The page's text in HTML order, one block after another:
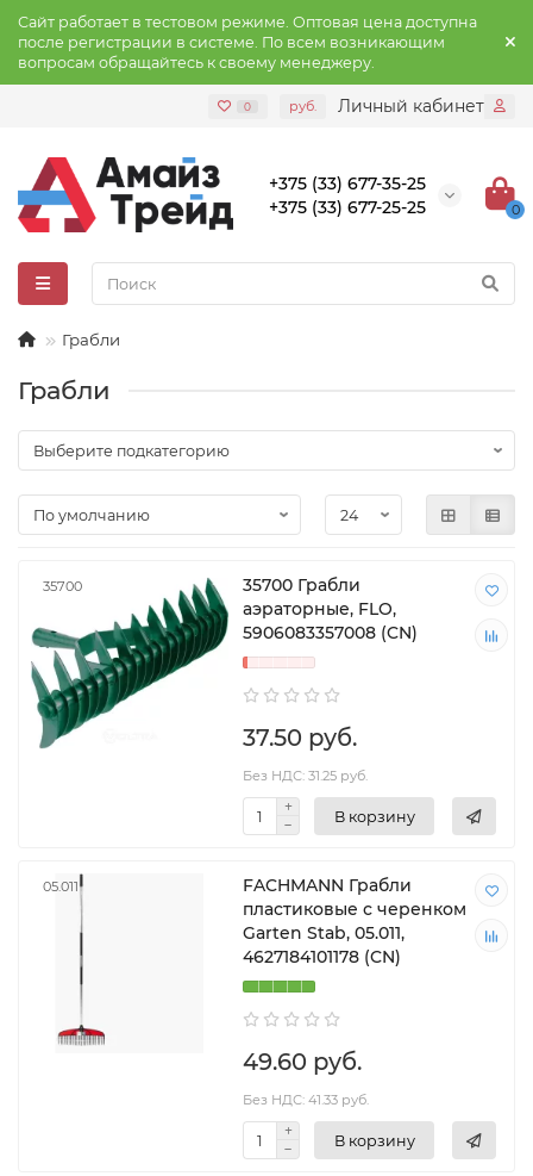
Сайт работает в тестовом режиме. Оптовая цена доступна
после регистрации в системе. По всем возникающим
вопросам обращайтесь к своему менеджеру.
0 руб. Личный кабинет
+375 (33) 677-35-25
+375 (33) 677-25-25
0
Грабли
Грабли
35700
35700 Грабли
аэраторные, FLO,
5906083357008 (CN)
37.50 руб.
Без НДС: 31.25 руб.
В корзину
05.011
FACHMANN Грабли
пластиковые с черенком
Garten Stab, 05.011,
4627184101178 (CN)
49.60 руб.
Без НДС: 41.33 руб.
В корзину